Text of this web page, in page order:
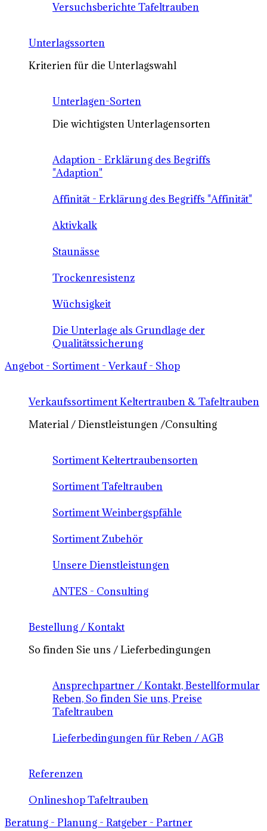
Versuchsberichte Tafeltrauben
Unterlagssorten
Kriterien für die Unterlagswahl
Unterlagen-Sorten
Die wichtigsten Unterlagensorten
Adaption - Erklärung des Begriffs
"Adaption"
Affinität - Erklärung des Begriffs "Affinität"
Aktivkalk
Staunässe
Trockenresistenz
Wüchsigkeit
Die Unterlage als Grundlage der
Qualitätssicherung
Angebot - Sortiment - Verkauf - Shop
Verkaufssortiment Keltertrauben & Tafeltrauben
Material / Dienstleistungen /Consulting
Sortiment Keltertraubensorten
Sortiment Tafeltrauben
Sortiment Weinbergspfähle
Sortiment Zubehör
Unsere Dienstleistungen
ANTES - Consulting
Bestellung / Kontakt
So finden Sie uns / Lieferbedingungen
Ansprechpartner / Kontakt, Bestellformular
Reben, So finden Sie uns, Preise
Tafeltrauben
Lieferbedingungen für Reben / AGB
Referenzen
Onlineshop Tafeltrauben
Beratung - Planung - Ratgeber - Partner